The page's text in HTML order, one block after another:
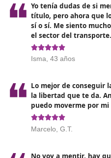
Domina los cálculos:
amortizaciones,
supuestos.
Entrena en “modo
exige ritmo y técnica
Legislación a mano:
artículos clave
tacógrafo, seguros).
Simula escenarios
ficticio de una